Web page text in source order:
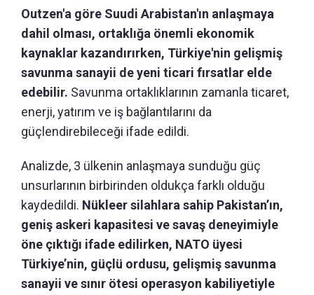
Outzen'a göre Suudi Arabistan'ın anlaşmaya
dahil olması, ortaklığa önemli ekonomik
kaynaklar kazandırırken, Türkiye'nin gelişmiş
savunma sanayii de yeni ticari fırsatlar elde
edebilir. Savunma ortaklıklarının zamanla ticaret,
enerji, yatırım ve iş bağlantılarını da
güçlendirebileceği ifade edildi.
Analizde, 3 ülkenin anlaşmaya sunduğu güç
unsurlarının birbirinden oldukça farklı olduğu
kaydedildi. Nükleer silahlara sahip Pakistan’ın,
geniş askeri kapasitesi ve savaş deneyimiyle
öne çıktığı ifade edilirken, NATO üyesi
Türkiye’nin, güçlü ordusu, gelişmiş savunma
sanayii ve sınır ötesi operasyon kabiliyetiyle